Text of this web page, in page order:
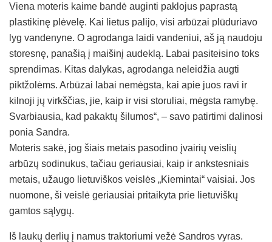
Viena moteris kaime bandė auginti paklojus paprastą
plastikinę plėvelę. Kai lietus palijo, visi arbūzai plūduriavo
lyg vandenyne. O agrodanga laidi vandeniui, aš ją naudoju
storesnę, panašią į maišinį audeklą. Labai pasiteisino toks
sprendimas. Kitas dalykas, agrodanga neleidžia augti
piktžolėms. Arbūzai labai nemėgsta, kai apie juos ravi ir
kilnoji jų virkščias, jie, kaip ir visi storuliai, mėgsta ramybę.
Svarbiausia, kad pakaktų šilumos“, – savo patirtimi dalinosi
ponia Sandra.
Moteris sakė, jog šiais metais pasodino įvairių veislių
arbūzų sodinukus, tačiau geriausiai, kaip ir ankstesniais
metais, užaugo lietuviškos veislės „Kiemintai“ vaisiai. Jos
nuomone, ši veislė geriausiai pritaikyta prie lietuviškų
gamtos sąlygų.
Iš laukų derlių į namus traktoriumi vežė Sandros vyras.